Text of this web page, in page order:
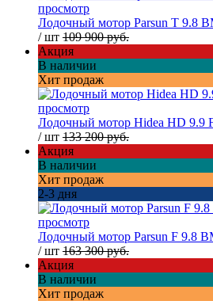
просмотр
Лодочный мотор Parsun T 9.8
/ шт 109 900 руб.
Акция
В наличии
Хит продаж
просмотр
Лодочный мотор Hidea HD 9.9
/ шт 133 200 руб.
Акция
В наличии
Хит продаж
2-3 дня
просмотр
Лодочный мотор Parsun F 9.8
/ шт 163 300 руб.
Акция
В наличии
Хит продаж